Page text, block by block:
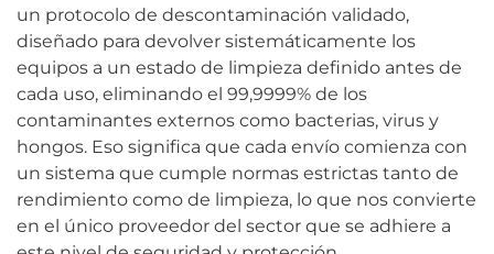
un protocolo de descontaminación validado,
diseñado para devolver sistemáticamente los
equipos a un estado de limpieza definido antes de
cada uso, eliminando el 99,9999% de los
contaminantes externos como bacterias, virus y
hongos. Eso significa que cada envío comienza con
un sistema que cumple normas estrictas tanto de
rendimiento como de limpieza, lo que nos convierte
en el único proveedor del sector que se adhiere a